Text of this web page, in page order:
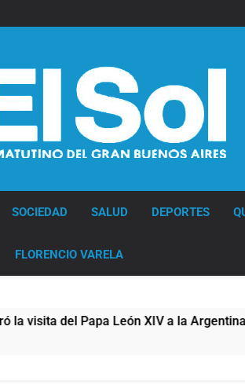
SOCIEDAD SALUD DEPORTES
FLORENCIO VARELA
del Papa León XIV a la Argentina